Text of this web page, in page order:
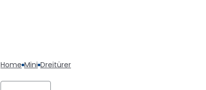
Home Mini Dreitürer